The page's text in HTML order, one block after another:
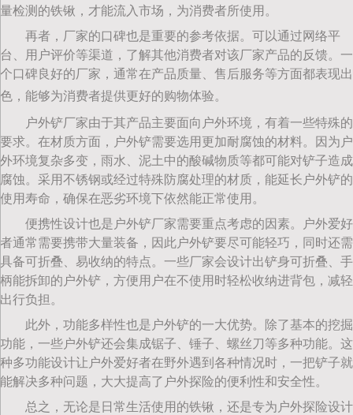
量检测的铁锹，才能流入市场，为消费者所使用。
再者，厂家的口碑也是重要的参考依据。可以通过网络平
台、用户评价等渠道，了解其他消费者对该厂家产品的反馈。一
个口碑良好的厂家，通常在产品质量、售后服务等方面都表现出
色，能够为消费者提供更好的购物体验。
户外铲厂家由于其产品主要面向户外环境，有着一些特殊的
要求。在材质方面，户外铲需要选用更加耐腐蚀的材料。因为户
外环境复杂多变，雨水、泥土中的酸碱物质等都可能对铲子造成
腐蚀。采用不锈钢或经过特殊防腐处理的材质，能延长户外铲的
使用寿命，确保在恶劣环境下依然能正常使用。
便携性设计也是户外铲厂家需要重点考虑的因素。户外爱好
者通常需要携带大量装备，因此户外铲要尽可能轻巧，同时还需
具备可折叠、易收纳的特点。一些厂家会设计出铲身可折叠、手
柄能拆卸的户外铲，方便用户在不使用时轻松收纳进背包，减轻
出行负担。
此外，功能多样性也是户外铲的一大优势。除了基本的挖掘
功能，一些户外铲还会集成锯子、锤子、螺丝刀等多种功能。这
种多功能设计让户外爱好者在野外遇到各种情况时，一把铲子就
能解决多种问题，大大提高了户外探险的便利性和安全性。
总之，无论是日常生活使用的铁锹，还是专为户外探险设计